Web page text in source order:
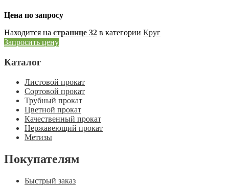
Цена по запросу
Находится на странице 32 в категории Круг
Запросить цену
Каталог
Листовой прокат
Сортовой прокат
Трубный прокат
Цветной прокат
Качественный прокат
Нержавеющий прокат
Метизы
Покупателям
Быстрый заказ